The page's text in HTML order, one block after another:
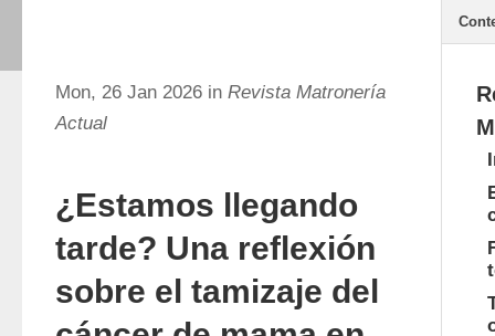
Mon, 26 Jan 2026 in Revista Matronería
Actual
¿Estamos llegando
tarde? Una reflexión
sobre el tamizaje del